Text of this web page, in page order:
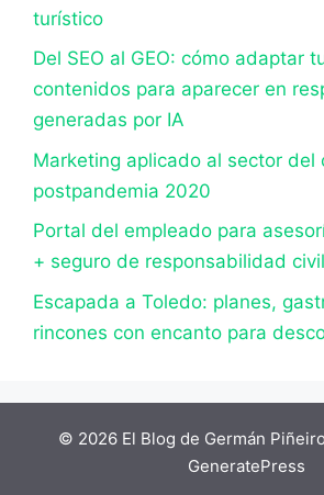
turístico
Del SEO al GEO: cómo adaptar
contenidos para aparecer en
generadas por IA
Marketing aplicado al sector del
postpandemia 2020
Portal del empleado para
+ seguro de responsabilidad civil
Escapada a Toledo: planes,
rincones con encanto para
© 2026 El Blog de Germán Piñeiro
GeneratePress